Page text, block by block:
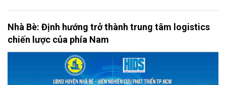
Nhà Bè: Định hướng trở thành trung tâm logistics
chiến lược của phía Nam